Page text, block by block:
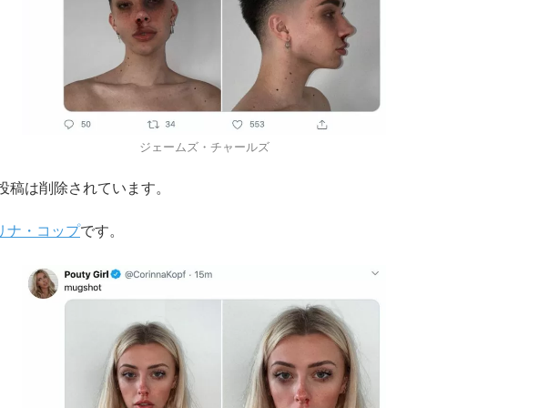
ジェームズ・チャールズ
稿は削除されています。
ナ・コップです。